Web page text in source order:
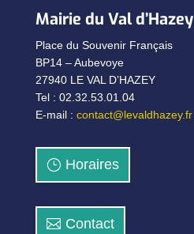
Mairie du Val d’Hazey
Place du Souvenir Français
BP14 – Aubevoye
27940 LE VAL D’HAZEY
Tel : 02.32.53.01.04
E-mail : contact@levaldhazey.fr
Horaires
Contact